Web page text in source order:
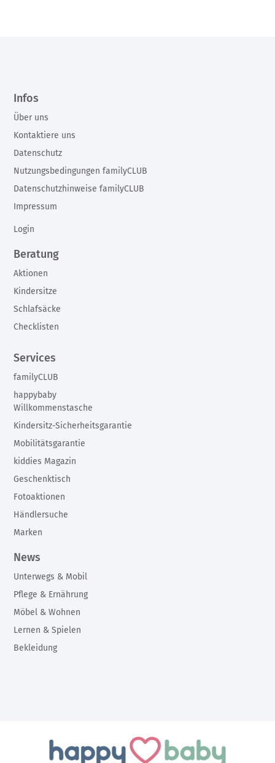
Beratung
Aktionen
Kindersitze
Schlafsäcke
Checklisten
Services
familyCLUB
happybaby
Willkommenstasche
Kindersitz-Sicherheitsgarantie
Mobilitätsgarantie
kiddies Magazin
Geschenktisch
Fotoaktionen
Händlersuche
Marken
News
Unterwegs & Mobil
Pflege & Ernährung
Möbel & Wohnen
Lernen & Spielen
Bekleidung
Infos
Über uns
Kontaktiere uns
Datenschutz
Nutzungsbedingungen familyCLUB
Datenschutzhinweise familyCLUB
Impressum
Login